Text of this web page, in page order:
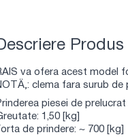
Produs
va ofera acest model
clema fara surub de
piesei de
1,50 [kg]
de prindere: ~ 700 [kg]